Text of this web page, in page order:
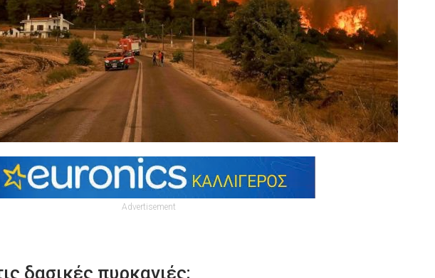
Advertisement
δασικές πυρκαγιές;